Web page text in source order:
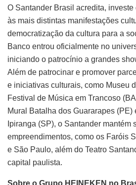
O Santander Brasil acredita,
às mais distintas manifestações
democratização da cultura para a
Banco entrou oficialmente no
iniciando o patrocínio a grandes
Além de patrocinar e promover
e iniciativas culturais, como Museu
Festival de Música em Trancoso
Mural Batalha dos Guararapes (PE)
Ipiranga (SP), o Santander mantém
empreendimentos, como os Faróis
e São Paulo, além do Teatro
capital paulista.
Sobre o Grupo HEINEKEN no